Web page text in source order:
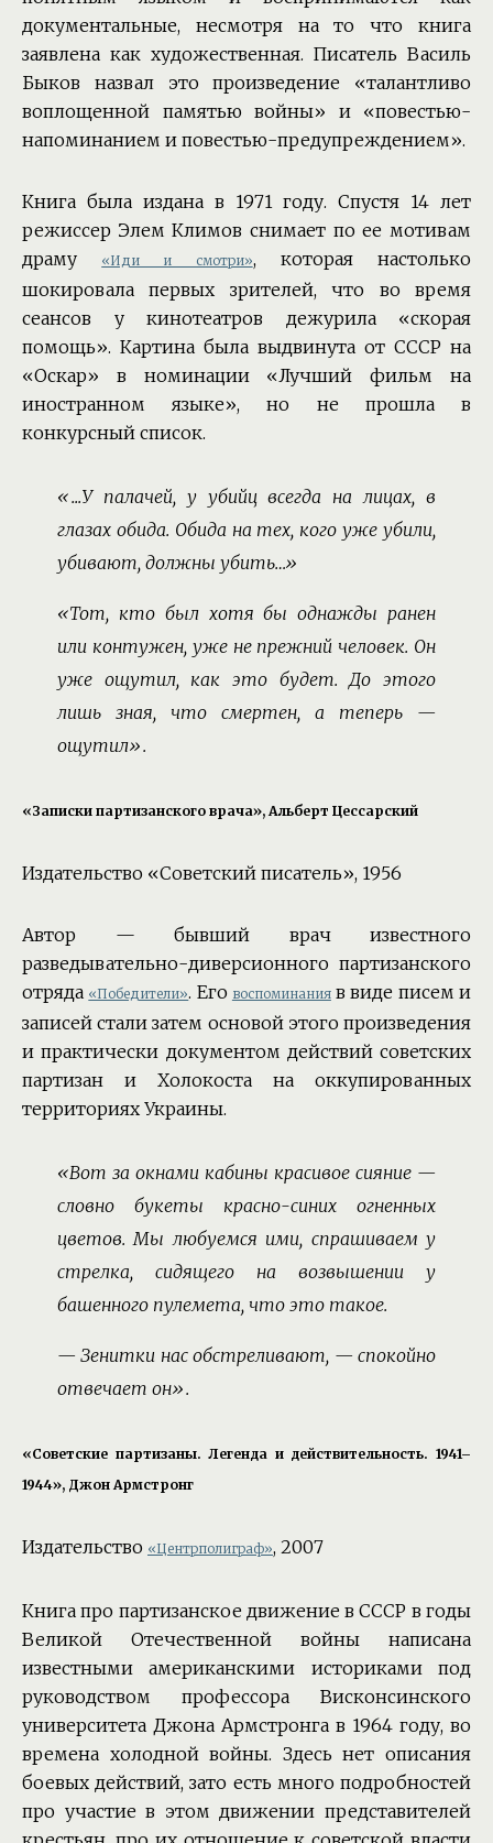
документальные, несмотря на то что книга
заявлена как художественная. Писатель Василь
Быков назвал это произведение «талантливо
воплощенной памятью войны» и «повестью-
напоминанием и повестью-предупреждением».
Книга была издана в 1971 году. Спустя 14 лет
режиссер Элем Климов снимает по ее мотивам
драму
«Иди и смотри», которая настолько
шокировала первых зрителей, что во время
сеансов у кинотеатров дежурила «скорая
помощь». Картина была выдвинута от СССР на
«Оскар» в номинации «Лучший фильм на
иностранном языке», но не прошла в
конкурсный список.
«...У палачей, у убийц всегда на лицах, в
глазах обида. Обида на тех, кого уже убили,
убивают, должны убить…»
«Тот, кто был хотя бы однажды ранен
или контужен, уже не прежний человек. Он
уже ощутил, как это будет. До этого
лишь зная, что смертен, а теперь —
ощутил».
«Записки партизанского врача», Альберт Цессарский
Издательство «Советский писатель», 1956
Автор — бывший врач известного
разведывательно-диверсионного партизанского
отряда «Победители». Его воспоминанияв виде писем и
записей стали затем основой этого произведения
и практически документом действий советских
партизан и Холокоста на оккупированных
территориях Украины.
«Вот за окнами кабины красивое сияние —
словно букеты красно-синих огненных
цветов. Мы любуемся ими, спрашиваем у
стрелка, сидящего на возвышении у
башенного пулемета, что это такое.
— Зенитки нас обстреливают, — спокойно
отвечает он».
«Советские партизаны. Легенда и действительность. 1941–
1944», Джон Армстронг
Издательство «Центрполиграф», 2007
Книга про партизанское движение в СССР в годы
Великой Отечественной войны написана
известными американскими историками под
руководством профессора Висконсинского
университета Джона Армстронга в 1964 году, во
времена холодной войны. Здесь нет описания
боевых действий, зато есть много подробностей
про участие в этом движении представителей